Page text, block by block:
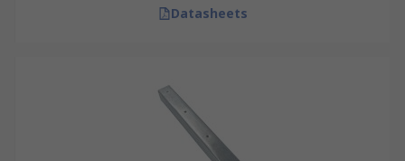
Datasheets